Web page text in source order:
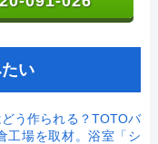
い
どう作られる？TOTOバ
工場を取材。浴室「シ